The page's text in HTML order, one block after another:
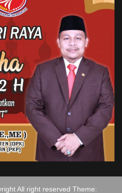
All right reserved Theme: